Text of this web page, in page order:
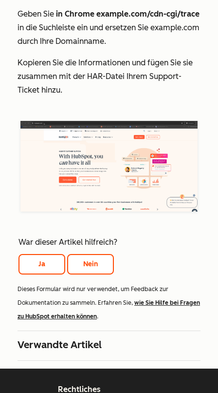
Geben Sie in Chrome example.com/cdn-cgi/trace
in die Suchleiste ein und ersetzen Sie example.com
durch Ihre Domainname.
Kopieren Sie die Informationen und fügen Sie sie
zusammen mit der HAR-Datei Ihrem Support-
Ticket hinzu.
War dieser Artikel hilfreich?
Ja Nein
Dieses Formular wird nur verwendet, um Feedback zur
Dokumentation zu sammeln. Erfahren Sie, wie Sie Hilfe bei Fragen
zu HubSpot erhalten können.
Verwandte Artikel
Rechtliches